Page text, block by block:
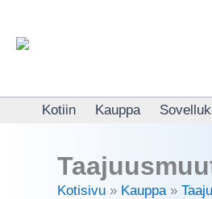
Kotiin Kauppa
Kotisivu » Kauppa»